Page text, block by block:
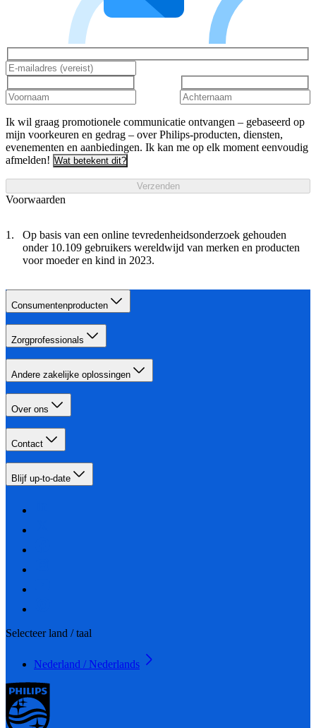
Ik wil graag promotionele communicatie ontvangen – gebaseerd op
mijn voorkeuren en gedrag – over Philips-producten, diensten,
evenementen en aanbiedingen. Ik kan me op elk moment eenvoudig
afmelden! Wat betekent dit?
Verzenden
Voorwaarden
Op basis van een online tevredenheidsonderzoek gehouden
onder 10.109 gebruikers wereldwijd van merken en producten
voor moeder en kind in 2023.
Consumentenproducten
Zorgprofessionals
Andere zakelijke oplossingen
Over ons
Contact
Blijf up-to-date
Selecteer land / taal
Nederland / Nederlands